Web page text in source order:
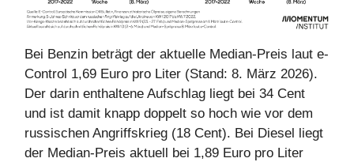
Bei Benzin beträgt der aktuelle Median-Preis laut e-
Control 1,69 Euro pro Liter (Stand: 8. März 2026).
Der darin enthaltene Aufschlag liegt bei 34 Cent
und ist damit knapp doppelt so hoch wie vor dem
russischen Angriffskrieg (18 Cent). Bei Diesel liegt
der Median-Preis aktuell bei 1,89 Euro pro Liter